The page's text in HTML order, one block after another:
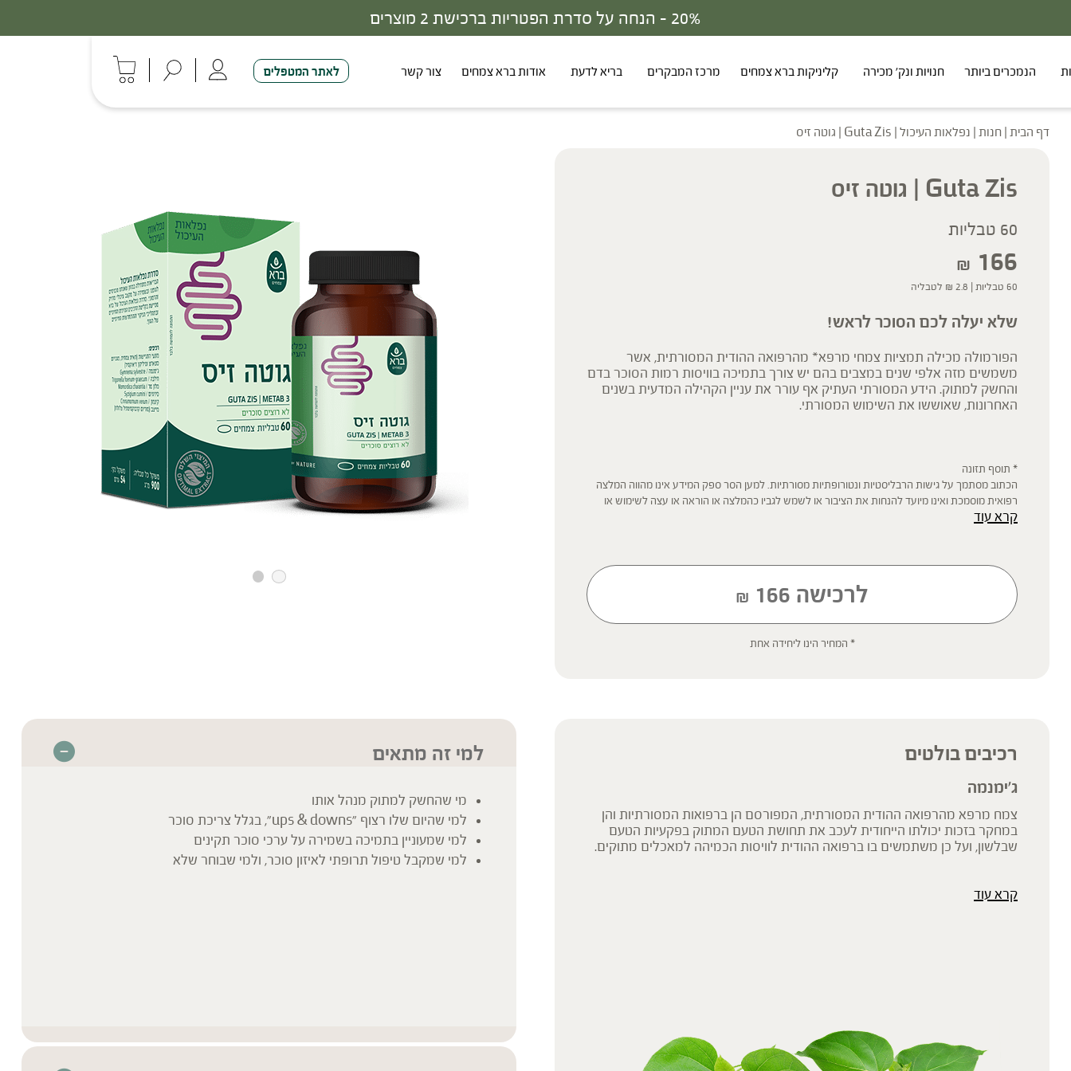
30% - הנחה על סדרת הפטריות ברכישת 3 מוצרים
הנמכרים ביותר חנויות ונק' מכירה קליניקות ברא צמחים מרכז המבקרים בריא לדעת אודות ברא צמחים צור קשר לאתר המטפלים
דף הבית | חנות | נפלאות העיכול | Guta Zis | גוטה זיס
Guta Zis | גוטה זיס
60 טבליות
₪ 166
60 טבליות | ₪ 2.8 לטבליה
שלא יעלה לכם הסוכר לראש!
הפורמולה מכילה תמציות צמחי מרפא* מהרפואה ההודית המסורתית, אשר
משמשים מזה אלפי שנים במצבים בהם יש צורך בתמיכה בוויסות רמות הסוכר בדם
והחשק למתוק. הידע המסורתי העתיק אף עורר את עניין הקהילה המדעית בשנים
האחרונות, שאוששו את השימוש המסורתי.
* תוסף תזונה
הכתוב מסתמך על גישות הרבליסטיות ונטורופתיות מסורתיות. למען הסר ספק המידע אינו מהווה המלצה
רפואית מוסמכת ואינו מיועד להנחות את הציבור או לשמש לגביו כהמלצה או הוראה או עצה לשימוש או
שינוי או הורדה של תרופה כלשהי, ואין בו תחליף לייעוץ רפואי פרטני או אחר. נשים בהיריון, נשים מניקות,
קרא עוד
לרכישה ₪ 166
* המחיר הינו ליחידה אחת
רכיבים בולטים
ג'ימנמה
צמח מרפא מהרפואה ההודית המסורתית, המפורסם הן ברפואות המסורתיות והן
במחקר בזכות יכולתו הייחודית לעכב את תחושת הטעם המתוק בפקעיות הטעם
שבלשון, ועל כן משתמשים בו ברפואה ההודית לוויסות הכמיהה למאכלים מתוקים.
קרא עוד
למי זה מתאים
מי שהחשק למתוק מנהל אותו
למי שהיום שלו רצוף "ups & downs", בגלל צריכת סוכר
למי שמעוניין בתמיכה בשמירה על ערכי סוכר תקינים
למי שמקבל טיפול תרופתי לאיזון סוכר, ולמי שבוחר שלא